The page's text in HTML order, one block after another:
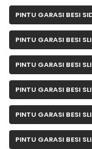
PINTU GARASI BESI
PINTU GARASI BESI
PINTU GARASI BESI
PINTU GARASI BESI
PINTU GARASI BESI
PINTU GARASI BESI